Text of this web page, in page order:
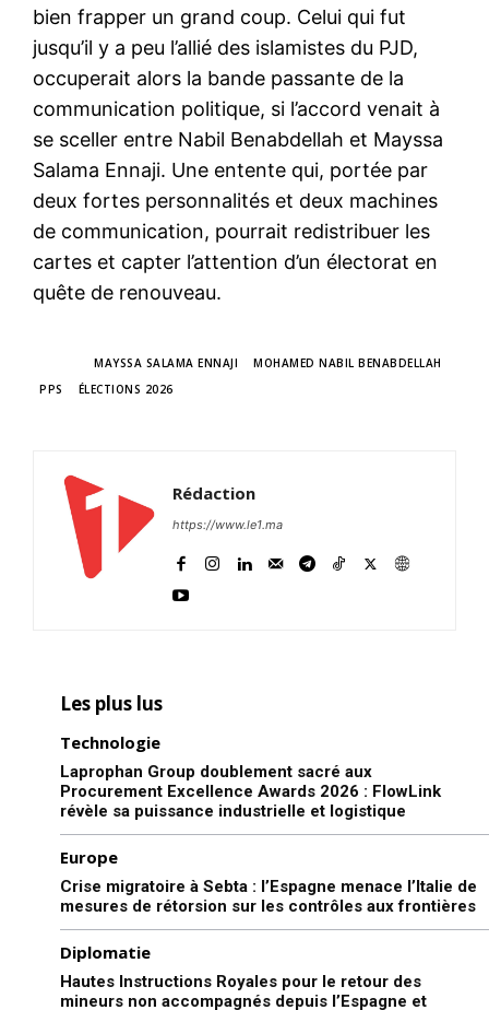
bien frapper un grand coup. Celui qui fut
jusqu’il y a peu l’allié des islamistes du PJD,
occuperait alors la bande passante de la
communication politique, si l’accord venait à
se sceller entre Nabil Benabdellah et Mayssa
Salama Ennaji. Une entente qui, portée par
deux fortes personnalités et deux machines
de communication, pourrait redistribuer les
cartes et capter l’attention d’un électorat en
quête de renouveau.
MAYSSA SALAMA ENNAJI
MOHAMED NABIL BENABDELLAH
PPS
ÉLECTIONS 2026
Rédaction
https://www.le1.ma
Les plus lus
Technologie
Laprophan Group doublement sacré aux
Procurement Excellence Awards 2026 : FlowLink
révèle sa puissance industrielle et logistique
Europe
Crise migratoire à Sebta : l’Espagne menace l’Italie de
mesures de rétorsion sur les contrôles aux frontières
Diplomatie
Hautes Instructions Royales pour le retour des
mineurs non accompagnés depuis l’Espagne et